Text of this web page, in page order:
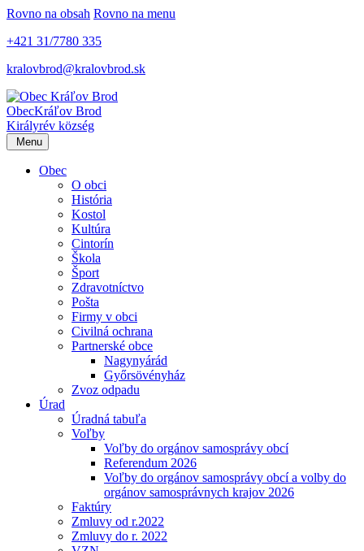
Rovno na obsah Rovno na menu
+421 31/7780 335
kralovbrod@kralovbrod.sk
ObecKráľov Brod
Királyrév község
Menu
Obec
O obci
História
Kostol
Kultúra
Cintorín
Škola
Šport
Zdravotníctvo
Pošta
Firmy v obci
Civilná ochrana
Partnerské obce
Nagynyárád
Győrsövényház
Zvoz odpadu
Úrad
Úradná tabuľa
Voľby
Voľby do orgánov samosprávy obcí
Referendum 2026
Voľby do orgánov samosprávy obcí a volby do
orgánov samosprávnych krajov 2026
Faktúry
Zmluvy od r.2022
Zmluvy do r. 2022